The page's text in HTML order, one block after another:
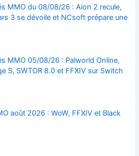
MMO du 08/08/26 : Aion 2 recule,
3 se dévoile et NCsoft prépare une
MMO 05/08/26 : Palworld Online,
S, SWTOR 8.0 et FFXIV sur Switch
août 2026 : WoW, FFXIV et Black